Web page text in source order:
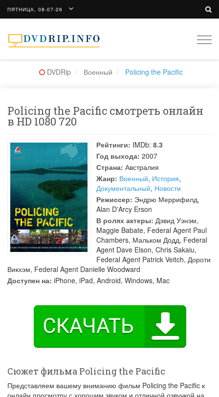
ПЯТНИЦА, 08-07-26
DVDRip Военный Policing the Pacific
Policing the Pacific смотреть онлайн
в HD 1080 720
Рейтинги: IMDb: 8.3
Год выхода: 2007
Страна: Австралия
Жанр: Военный, История,
Документальный, Новости
Режиссер: Эндрю Меррифилд,
Alan D'Arcy Erson
В ролях актеры: Дэвид Уэнэм,
Maggie Babate, Federal Agent Paul
Chambers, Мальком Додд, Federal
Agent Dave Elson, Chris Sakaiu,
Federal Agent Patrick Veitch, Дороти
Викхэм, Federal Agent Danielle Woodward
Доступен на: iPhone, iPad, Android, Windows, Mac
Сюжет фильма Policing the Pacific
Представляем вашему вниманию фильм Policing the Pacific к
онлайн просмотру с хорошим звуком и отличной озвучкой на